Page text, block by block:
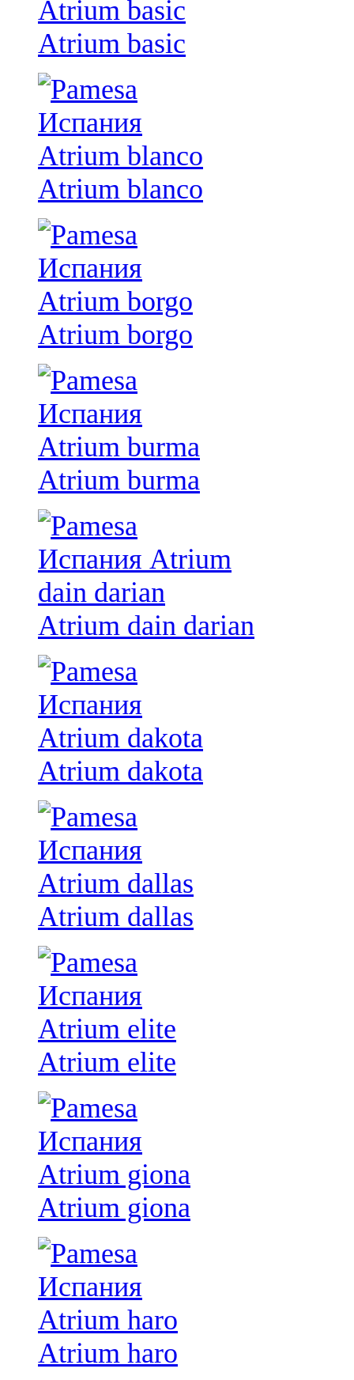
Atrium basic
Atrium blanco
Atrium borgo
Atrium burma
Atrium dain darian
Atrium dakota
Atrium dallas
Atrium elite
Atrium giona
Atrium haro